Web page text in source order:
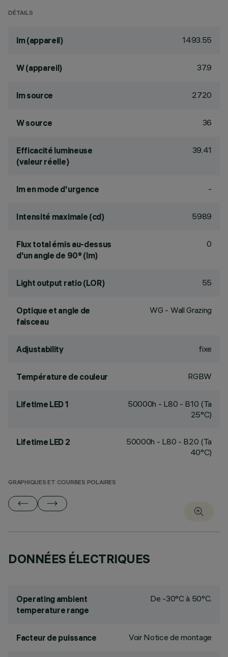
DÉTAILS
lm (appareil) 1493.55
W (appareil) 37.9
lm source 2720
W source 36
Efficacité lumineuse
(valeur réelle)
39.41
lm en mode d'urgence -
Intensité maximale (cd) 5989
Flux total émis au-dessus
d'un angle de 90° (lm)
0
Light output ratio (LOR) 55
Optique et angle de
faisceau
WG - Wall Grazing
Adjustability fixe
Température de couleur RGBW
Lifetime LED 1
50000h - L80 - B10 (Ta
25°C)
Lifetime LED 2
50000h - L80 - B20 (Ta
40°C)
GRAPHIQUES ET COURBES POLAIRES
DONNÉES ÉLECTRIQUES
Operating ambient
temperature range
De -30°C à 50°C.
Facteur de puissance Voir Notice de montage